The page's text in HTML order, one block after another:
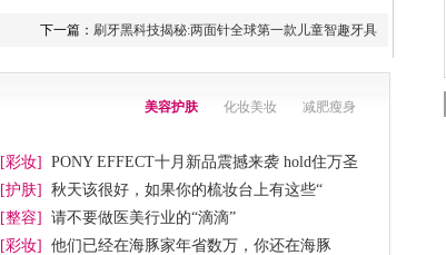
下一篇： 刷牙黑科技揭秘:两面针全球第一款儿童智趣牙具
美容护肤 化妆美妆 减肥瘦身
[彩妆]
PONY EFFECT十月新品震撼来袭 hold住万圣
节妆
[护肤]
秋天该很好，如果你的梳妆台上有这些“
[整容]
请不要做医美行业的“滴滴”
[彩妆]
他们已经在海豚家年省数万，你还在海豚